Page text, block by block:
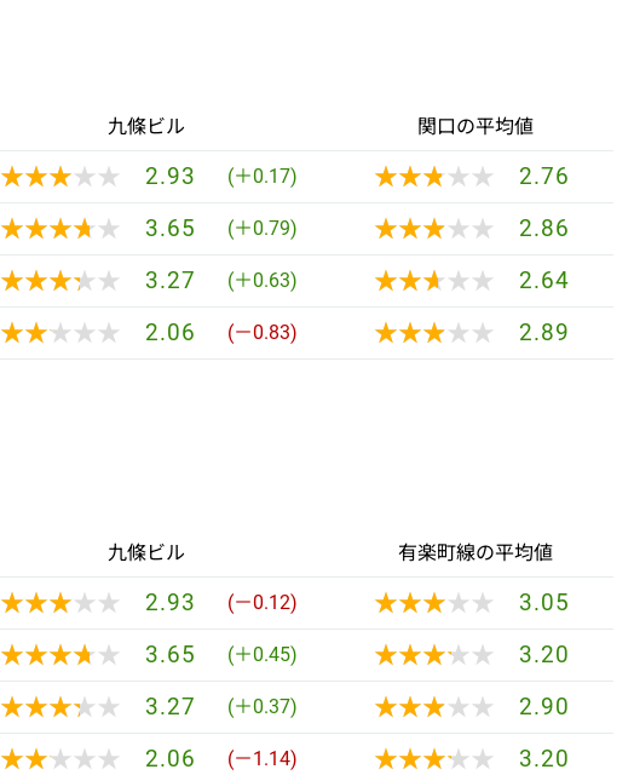
九條ビル 関口の平均値
★★★★★
★★★★★ 2.93 (＋0.17) ★★★★★
★★★★★ 2.76
★★★★★
★★★★★ 3.65 (＋0.79) ★★★★★
★★★★★ 2.86
★★★★★
★★★★★ 3.27 (＋0.63) ★★★★★
★★★★★ 2.64
★★★★★
★★★★★ 2.06 (－0.83) ★★★★★
★★★★★ 2.89
九條ビル 有楽町線の平均値
★★★★★
★★★★★ 2.93 (－0.12) ★★★★★
★★★★★ 3.05
★★★★★
★★★★★ 3.65 (＋0.45) ★★★★★
★★★★★ 3.20
★★★★★
★★★★★ 3.27 (＋0.37) ★★★★★
★★★★★ 2.90
★★★★★
★★★★★ 2.06 (－1.14) ★★★★★
★★★★★ 3.20